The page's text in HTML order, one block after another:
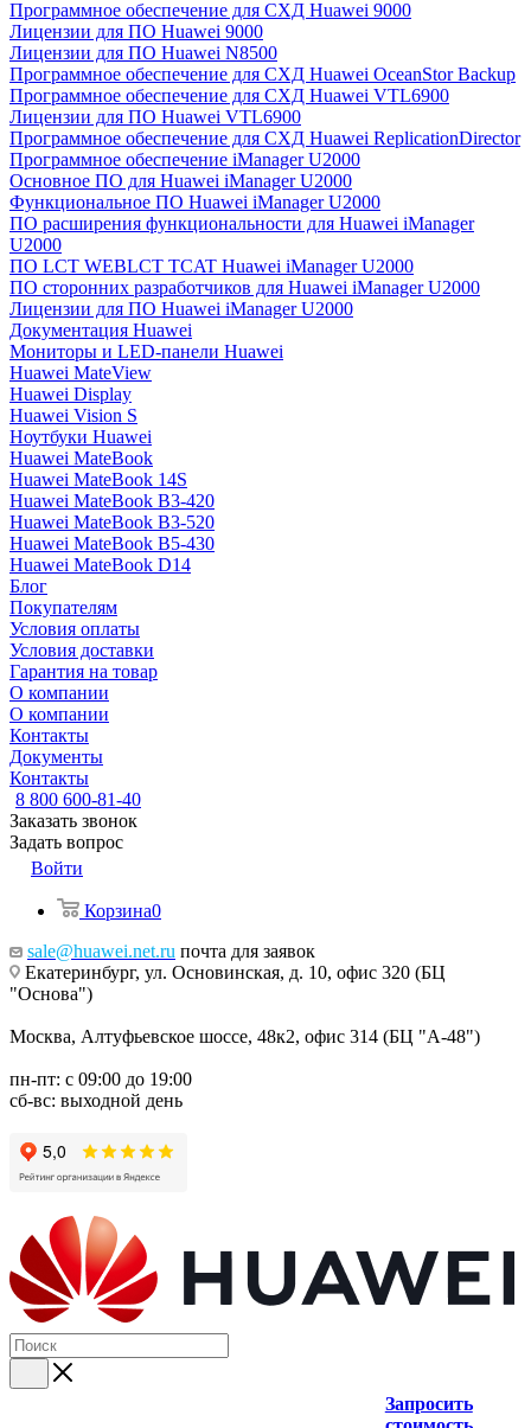
Программное обеспечение для СХД Huawei 9000
Лицензии для ПО Huawei 9000
Лицензии для ПО Huawei N8500
Программное обеспечение для СХД Huawei OceanStor Backup
Программное обеспечение для СХД Huawei VTL6900
Лицензии для ПО Huawei VTL6900
Программное обеспечение для СХД Huawei ReplicationDirector
Программное обеспечение iManager U2000
Основное ПО для Huawei iManager U2000
Функциональное ПО Huawei iManager U2000
ПО расширения функциональности для Huawei iManager
U2000
ПО LCT WEBLCT TCAT Huawei iManager U2000
ПО сторонних разработчиков для Huawei iManager U2000
Лицензии для ПО Huawei iManager U2000
Документация Huawei
Мониторы и LED-панели Huawei
Huawei MateView
Huawei Display
Huawei Vision S
Ноутбуки Huawei
Huawei MateBook
Huawei MateBook 14S
Huawei MateBook B3-420
Huawei MateBook B3-520
Huawei MateBook B5-430
Huawei MateBook D14
Блог
Покупателям
Условия оплаты
Условия доставки
Гарантия на товар
О компании
О компании
Контакты
Документы
Контакты
8 800 600-81-40
Заказать звонок
Задать вопрос
Войти
Корзина0
sale@huawei.net.ru почта для заявок
Екатеринбург, ул. Основинская, д. 10, офис 320 (БЦ
"Основа")
Москва, Алтуфьевское шоссе, 48к2, офис 314 (БЦ "А-48")
пн-пт: с 09:00 до 19:00
сб-вс: выходной день
Запросить